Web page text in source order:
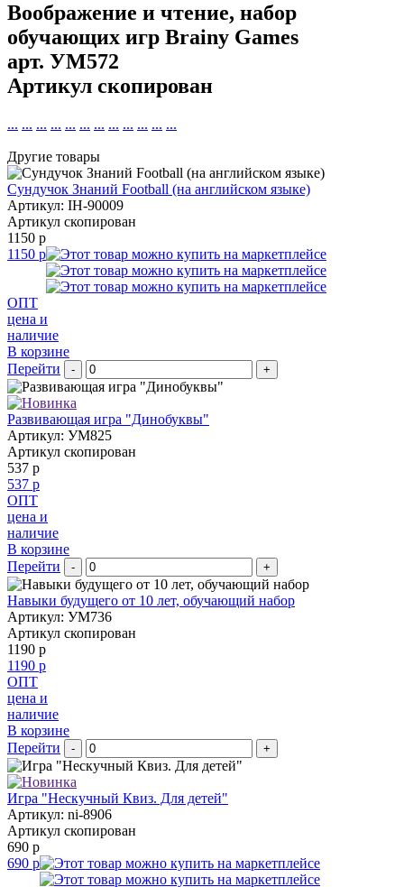
Воображение и чтение, набор
обучающих игр Brainy Games
арт. УМ572
Артикул скопирован
... ... ... ... ... ... ... ... ... ... ... ...
Другие товары
Сундучок Знаний Football (на английском языке)
Артикул: IH-90009
Артикул скопирован
1150 р
1150 р
ОПТ
цена и
наличие
В корзине
Перейти
- +
Развивающая игра "Динобуквы"
Артикул: УМ825
Артикул скопирован
537 р
537 р
ОПТ
цена и
наличие
В корзине
Перейти
- +
Навыки будущего от 10 лет, обучающий набор
Артикул: УМ736
Артикул скопирован
1190 р
1190 р
ОПТ
цена и
наличие
В корзине
Перейти
- +
Игра "Нескучный Квиз. Для детей"
Артикул: ni-8906
Артикул скопирован
690 р
690 р